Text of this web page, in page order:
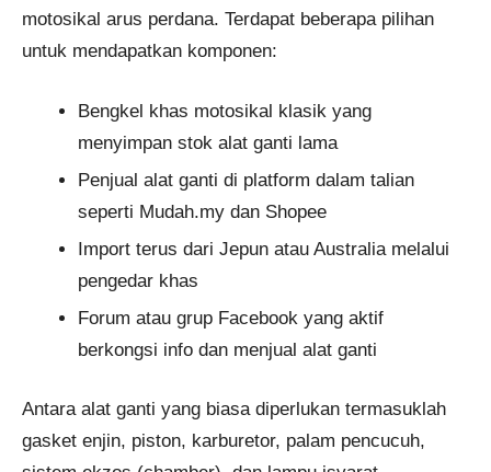
motosikal arus perdana. Terdapat beberapa pilihan
untuk mendapatkan komponen:
Bengkel khas motosikal klasik yang
menyimpan stok alat ganti lama
Penjual alat ganti di platform dalam talian
seperti Mudah.my dan Shopee
Import terus dari Jepun atau Australia melalui
pengedar khas
Forum atau grup Facebook yang aktif
berkongsi info dan menjual alat ganti
Antara alat ganti yang biasa diperlukan termasuklah
gasket enjin, piston, karburetor, palam pencucuh,